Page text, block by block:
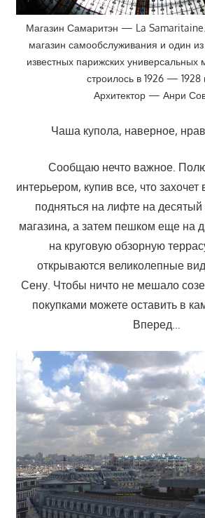
Магазин Самаритэн — La
магазин самообслуживания и один
известных парижских универсальных
строилось в 1926 — 1928
Архитектор — Анри
Чаша купола, наверное,
Сообщаю нечто важное.
интерьером, купив все, что
подняться на лифте на десятый
магазина, а затем пешком еще на
на круговую обзорную
открываются великолепные
Сену. Чтобы ничто не мешало
покупками можете оставить в
Вперед…